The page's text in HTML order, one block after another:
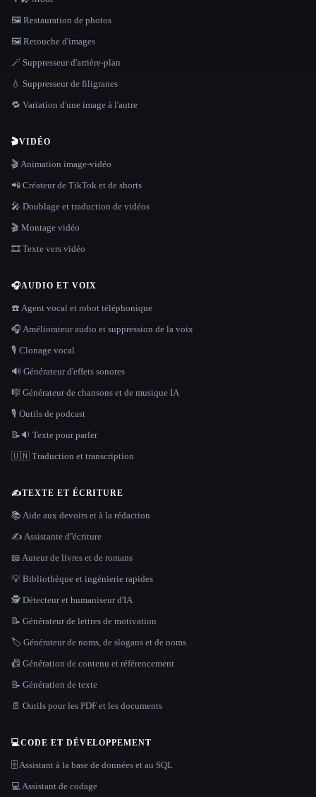
🖼️ Restauration de photos
🖼️ Retouche d'images
🪄 Suppresseur d'arrière-plan
💧 Suppresseur de filigranes
🔁 Variation d'une image à l'autre
🎬VIDÉO
🎬 Animation image-vidéo
📲 Créateur de TikTok et de shorts
🎤 Doublage et traduction de vidéos
🎬 Montage vidéo
🎞️ Texte vers vidéo
🎧AUDIO ET VOIX
☎️ Agent vocal et robot téléphonique
🎧 Améliorateur audio et suppression de la voix
🎙️ Clonage vocal
🔊 Générateur d'effets sonores
🎼 Générateur de chansons et de musique IA
🎙️ Outils de podcast
📝🔉 Texte pour parler
🇺🇳 Traduction et transcription
✍️TEXTE ET ÉCRITURE
📚 Aide aux devoirs et à la rédaction
✍️ Assistante d''écriture
📖 Auteur de livres et de romans
💡 Bibliothèque et ingénierie rapides
🕵️ Détecteur et humaniseur d'IA
📝 Générateur de lettres de motivation
🏷️ Générateur de noms, de slogans et de noms
📠 Génération de contenu et référencement
📝 Génération de texte
📄 Outils pour les PDF et les documents
💻CODE ET DÉVELOPPEMENT
🗄️ Assistant à la base de données et au SQL
💻 Assistant de codage